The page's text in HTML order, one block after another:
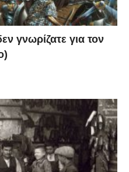
το πιο σπάνιο πλάσμα
εάν
αυτό πλάσμα σε
το 2010.
γνωρίζατε για τον